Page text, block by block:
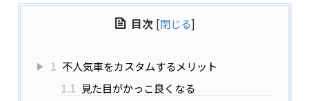
目次 [閉じる]
1 不人気車をカスタムするメリット
1.1 見た目がかっこ良くなる